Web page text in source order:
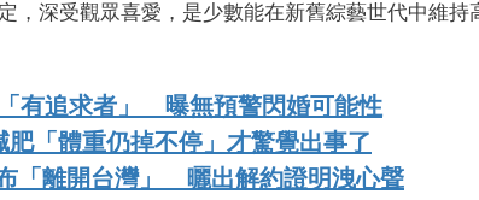
，深受觀眾喜愛，是少數能在新舊綜藝世代中維持
有追求者」 曝無預警閃婚可能性
「體重仍掉不停」才驚覺出事了
「離開台灣」 曬出解約證明洩心聲